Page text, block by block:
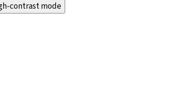
contrast mode